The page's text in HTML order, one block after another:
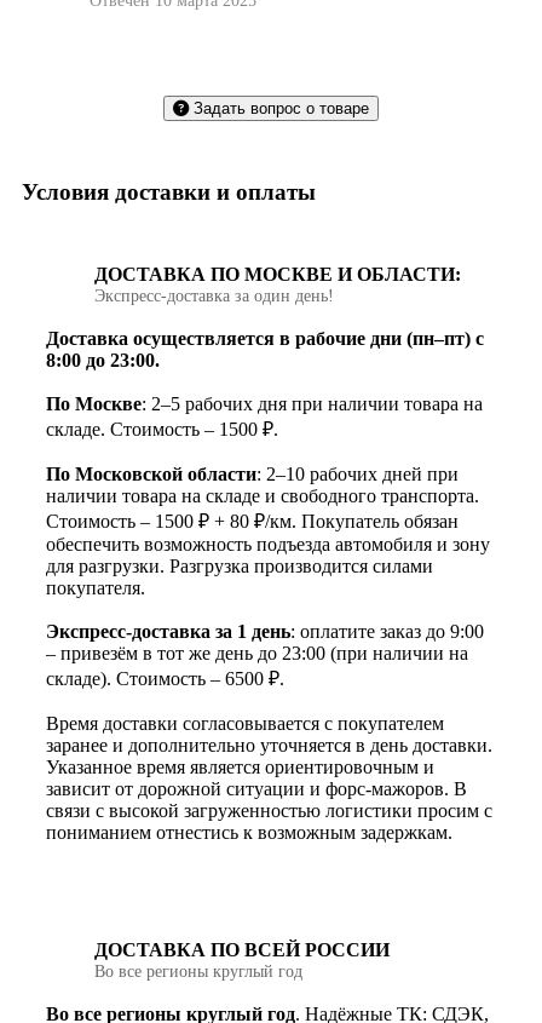
Задать вопрос о товаре
Условия доставки и оплаты
ДОСТАВКА ПО МОСКВЕ И ОБЛАСТИ:
Экспресс‑доставка за один день!
Доставка осуществляется в рабочие дни (пн–пт) с
8:00 до 23:00.
По Москве: 2–5 рабочих дня при наличии товара на
складе. Стоимость – 1500 ₽.
По Московской области: 2–10 рабочих дней при
наличии товара на складе и свободного транспорта.
Стоимость – 1500 ₽ + 80 ₽/км. Покупатель обязан
обеспечить возможность подъезда автомобиля и зону
для разгрузки. Разгрузка производится силами
покупателя.
Экспресс-доставка за 1 день: оплатите заказ до 9:00
– привезём в тот же день до 23:00 (при наличии на
складе). Стоимость – 6500 ₽.
Время доставки согласовывается с покупателем
заранее и дополнительно уточняется в день доставки.
Указанное время является ориентировочным и
зависит от дорожной ситуации и форс-мажоров. В
связи с высокой загруженностью логистики просим с
пониманием отнестись к возможным задержкам.
ДОСТАВКА ПО ВСЕЙ РОССИИ
Во все регионы круглый год
Во все регионы круглый год. Надёжные ТК: СДЭК,